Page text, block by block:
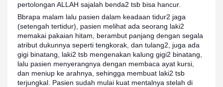
pertolongan ALLAH sajalah benda2 tsb bisa hancur.
Bbrapa malam lalu pasien dalam keadaan tidur2 jaga
(setengah tertidur), pasien melihat ada seorang laki2
memakai pakaian hitam, berambut panjang dengan segala
atribut dukunnya seperti tengkorak, dan tulang2, juga ada
gigi binatang, laki2 tsb mengenakan kalung gigi2 binatang,
lalu pasien menyerangnya dengan membaca ayat kursi,
dan meniup ke arahnya, sehingga membuat laki2 tsb
terjungkal. Pasien sudah mulai kuat mentalnya stelah di